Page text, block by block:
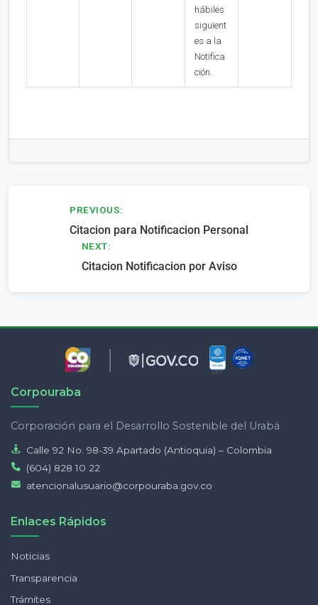
hábiles
siguient
es a la
Notifica
ción.
Navegación
entradas
PREVIOUS:
Citacion para Notificacion Personal
NEXT:
Citacion Notificacion por Aviso
Corpouraba
Corporación para el Desarrollo Sostenible del Urabá
Calle 92 No. 98-39 Apartado (Antioquia) – Colombia
(604) 828 10 22
atencionalusuario@corpouraba.gov.co
Enlaces Rápidos
Noticias
Transparencia
Trámites